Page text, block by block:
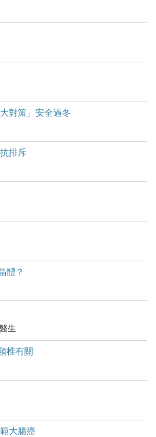
對策」安全過冬
排斥
體？
生
椎有關
大腸癌